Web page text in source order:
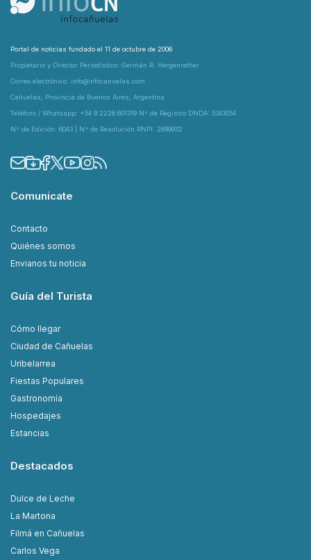
Portal de noticias fundado el 11 de octubre de 2006
Propietario y Director Periodístico: Germán R. Hergenrether
Correo electrónico: info@infocanuelas.com
Cañuelas, Provincia de Buenos Aires, Argentina
Teléfono / Whatsapp: +54 9 2226 601319 N° de Registro DNDA: 5343054
N° de Edición: 6043 | N° de Resolución RNPI: 2699932
Comunicate
Contacto
Quiénes somos
Envianos tu noticia
Guía del Turista
Cómo llegar
Ciudad de Cañuelas
Uribelarrea
Fiestas Populares
Gastronomía
Hospedajes
Estancias
Destacados
Dulce de Leche
La Martona
Filmá en Cañuelas
Carlos Vega